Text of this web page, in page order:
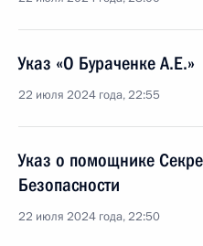
Указ «О Бураченке А.Е.»
22 июля 2024 года, 22:55
Указ о помощнике
Безопасности
22 июля 2024 года, 22:50